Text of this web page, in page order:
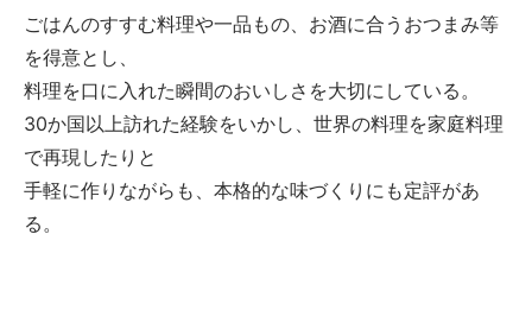
ごはんのすすむ料理や一品もの、お酒に合うおつまみ等
を得意とし、
料理を口に入れた瞬間のおいしさを大切にしている。
30か国以上訪れた経験をいかし、世界の料理を家庭料理
で再現したりと
手軽に作りながらも、本格的な味づくりにも定評があ
る。